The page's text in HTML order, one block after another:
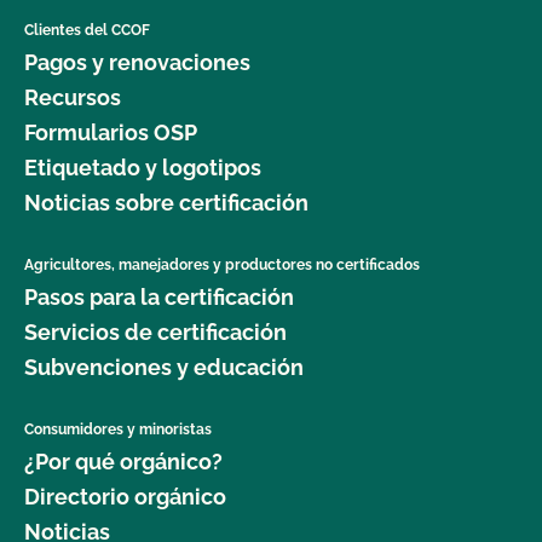
necesario que el producto esté certificado?
Compramos un producto orgánico a un pequeño
productor local que está exento (menos de $5.000
ventas) de la certificación. Cómo podemos
etiquetar el producto en nuestras estanterías?
¿Qué logotipos y declaraciones puedo poner en
mi producto certificado por OCal?
orgánico certificado?
¿Qué ingredientes no orgánicos puedo utilizar en
mi producto etiquetado como "Elaborado con
productos orgánicos (ingredientes específicos)"?
Clientes del CCOF
Pagos y renovaciones
Recursos
Formularios OSP
Etiquetado y logotipos
Noticias sobre certificación
Agricultores, manejadores y productores no certificados
Pasos para la certificación
Servicios de certificación
Subvenciones y educación
Consumidores y minoristas
¿Por qué orgánico?
Directorio orgánico
Noticias